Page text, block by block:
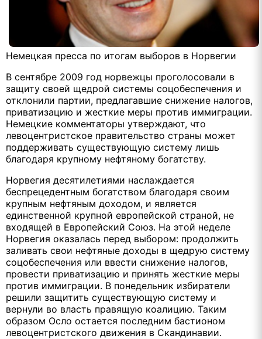
Немецкая пресса по итогам выборов в Норвегии
В сентябре 2009 год норвежцы проголосовали в
защиту своей щедрой системы соцобеспечения и
отклонили партии, предлагавшие снижение налогов,
приватизацию и жесткие меры против иммиграции.
Немецкие комментаторы утверждают, что
левоцентристское правительство страны может
поддерживать существующую систему лишь
благодаря крупному нефтяному богатству.
Норвегия десятилетиями наслаждается
беспрецедентным богатством благодаря своим
крупным нефтяным доходом, и является
единственной крупной европейской страной, не
входящей в Европейский Союз. На этой неделе
Норвегия оказалась перед выбором: продолжить
заливать свои нефтяные доходы в щедрую систему
соцобеспечения или ввести снижение налогов,
провести приватизацию и принять жесткие меры
против иммиграции. В понедельник избиратели
решили защитить существующую систему и
вернули во власть правящую коалицию. Таким
образом Осло остается последним бастионом
левоцентристского движения в Скандинавии.